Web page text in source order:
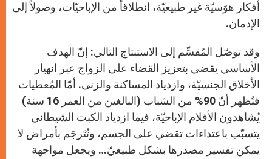
أفكار هوَسيّة غير طبيعيّة، انطلاقاً من الإباحيّات، وصولاً إلى
الإدمان.
وقد توصّل المُقسِّم إلى الاستنتاج التالي: إنّ الهدف
الأساسي يقضي بتعزيز القضاء على الزواج عبر انهيار
الأخلاق الجنسيّة، وازدياد المساكنة والزنى. أمّا المُعطيات
فتُظهر أنّ 90% من الشباب (البالغين من العمر 16 سنة)
يُشاهدون الأفلام الإباحيّة، فيما ازدياد الكبت الشيطاني
يتسبّب باعتداءات تقضي على الجسم، وتُتَرجَم بأمراض لا
يمكن تفسير مصدرها بشكل طبيعيّ… ويجعل مواجهة